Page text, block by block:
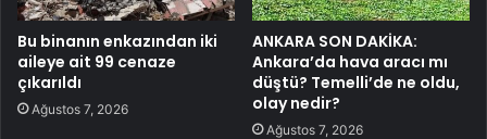
Bu binanın enkazından iki
aileye ait 99 cenaze
çıkarıldı
Ağustos 7, 2026
ANKARA SON DAKİKA:
Ankara’da hava aracı mı
düştü? Temelli’de ne oldu,
olay nedir?
Ağustos 7, 2026